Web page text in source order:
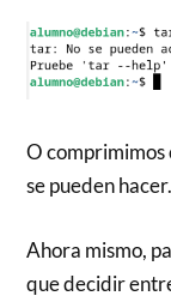
O comprimimos
se pueden hacer.
Ahora mismo,
que decidir